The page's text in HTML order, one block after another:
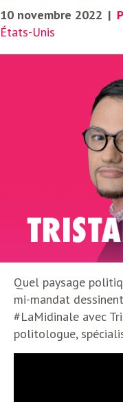
10 novembre 2022 |
États-Unis
Quel paysage
mi-mandat
#LaMidinale avec
politologue,